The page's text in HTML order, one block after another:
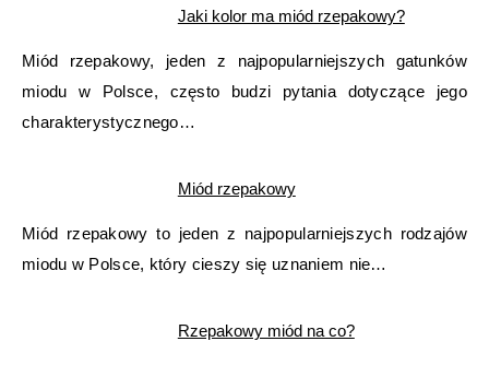
Jaki kolor ma miód rzepakowy?
Miód rzepakowy, jeden z najpopularniejszych gatunków
miodu w Polsce, często budzi pytania dotyczące jego
charakterystycznego…
Miód rzepakowy
Miód rzepakowy to jeden z najpopularniejszych rodzajów
miodu w Polsce, który cieszy się uznaniem nie…
Rzepakowy miód na co?